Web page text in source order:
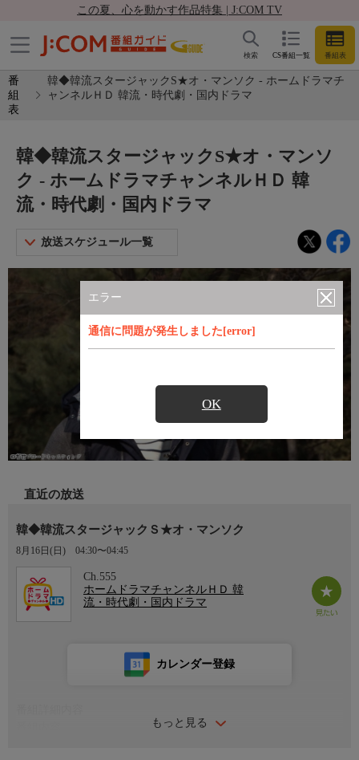
この夏、心を動かす作品特集 | J:COM TV
CS番組一覧 番組表
検索
番
組
表
韓◆韓流スタージャックS★オ・マンソク - ホームドラマチ
ャンネルＨＤ 韓流・時代劇・国内ドラマ
エラー
通信に問題が発生しました[error]
OK
韓◆韓流スタージャックS★オ・マンソ
ク - ホームドラマチャンネルＨＤ 韓
流・時代劇・国内ドラマ
放送スケジュール一覧
直近の放送
韓◆韓流スタージャックＳ★オ・マンソク
8月16日(日) 04:30〜04:45
Ch.555
ホームドラマチャンネルＨＤ 韓
流・時代劇・国内ドラマ
もっと見る
カレンダー登録